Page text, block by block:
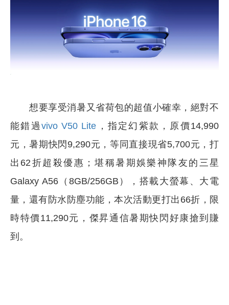
想要享受消暑又省荷包的超值小確幸，絕對不
能錯過 vivo V50 Lite ，指定幻紫款，原價14,990
元，暑期快閃9,290元，等同直接現省5,700元，打
出62折超殺優惠；堪稱暑期娛樂神隊友的三星
Galaxy A56（8GB/256GB），搭載大螢幕、大電
量，還有防水防塵功能，本次活動更打出66折，限
時特價11,290元，傑昇通信暑期快閃好康搶到賺
到。